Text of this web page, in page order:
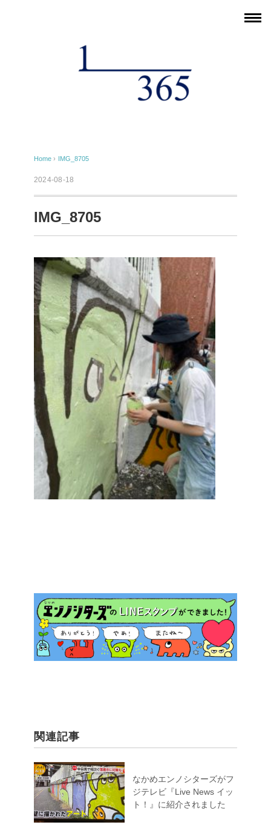
Home › IMG_8705
2024-08-18
IMG_8705
関連記事
なかめエンノシターズがフ
ジテレビ『Live News イッ
ト！』に紹介されました